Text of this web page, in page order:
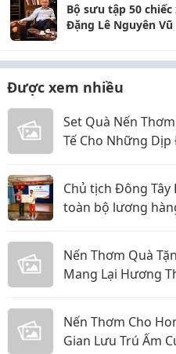
Bộ sưu tập 50
Đặng Lê Nguyên Vũ
Được xem nhiều
Set Quà Nến
Tế Cho Những Dịp
Chủ tịch Đông
toàn bộ lương
Nến Thơm Quà
Mang Lại Hương
Nến Thơm Cho
Gian Lưu Trú Ấm